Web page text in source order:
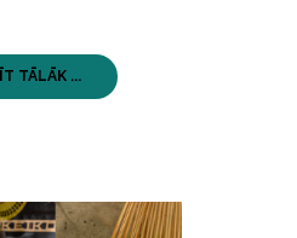
TĀLĀK ...